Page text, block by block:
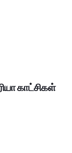
காட்சிகள்